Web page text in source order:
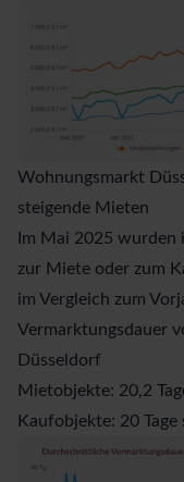
Wohnungsmarkt
steigende Mieten
Im Mai 2025
zur Miete oder zum
im Vergleich zum
Vermarktungsdauer
Düsseldorf
Mietobjekte: 20,2
Kaufobjekte: 20